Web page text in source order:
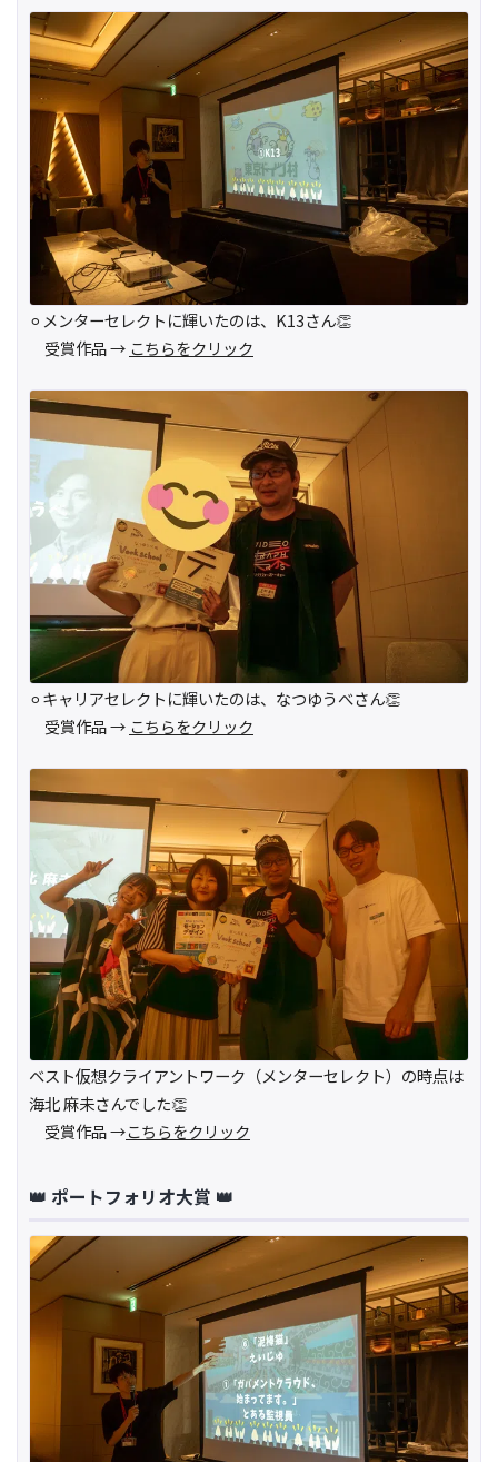
⚪︎メンターセレクトに輝いたのは、K13さん👏
受賞作品 → こちらをクリック
⚪︎キャリアセレクトに輝いたのは、なつゆうべさん👏
受賞作品 → こちらをクリック
ベスト仮想クライアントワーク（メンターセレクト）の時点は
海北 麻未さんでした👏
受賞作品 →こちらをクリック
👑 ポートフォリオ大賞 👑